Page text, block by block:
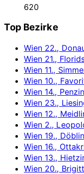
620
Top Bezirke
Wien 22.,
Wien 21.,
Wien 11.,
Wien 10.,
Wien 14.,
Wien 23.,
Wien 12.,
Wien 2.,
Wien 19.,
Wien 16.,
Wien 13.,
Wien 20.,